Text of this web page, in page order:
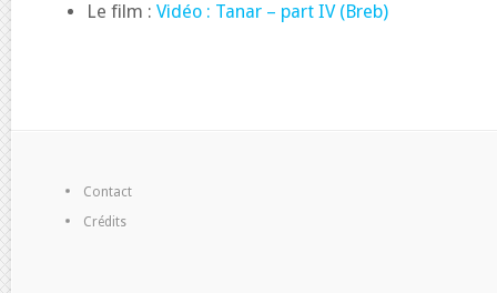
Le film : Vidéo : Tanar – part IV (Breb)
Contact
Crédits